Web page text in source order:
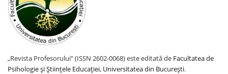
„Revista Profesorului” (ISSN 2602-0068) este editată de Facultatea de
Psihologie și Științele Educației, Universitatea din București.